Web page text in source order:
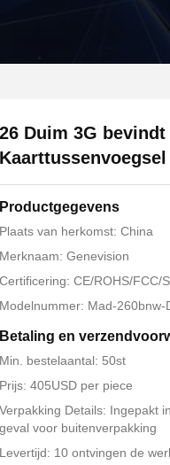
26 Duim 3G
Productgegevens
Plaats van herkomst: China
Merknaam: Genevision
Certificering: CE/ROHS/FCC/
Modelnummer: Mad-260bnw-
Betaling en
Min. bestelaantal: 50st
Prijs: 405USD per piece
Verpakking Details: Ingepakt
geval voor buitenverpakking
Levertijd: 10 ontvingen de